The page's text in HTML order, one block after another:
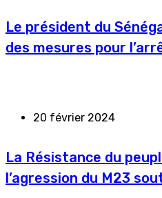
Le président du
des mesures pour
20 février 2024
La Résistance du
l’agression du M23